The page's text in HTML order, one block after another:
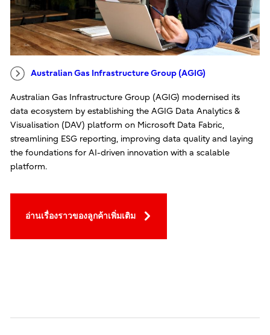
Australian Gas Infrastructure Group (AGIG)
Australian Gas Infrastructure Group (AGIG) modernised its
data ecosystem by establishing the AGIG Data Analytics &
Visualisation (DAV) platform on Microsoft Data Fabric,
streamlining ESG reporting, improving data quality and laying
the foundations for AI-driven innovation with a scalable
platform.
อ่านเรื่องราวของลูกค้าเพิ่มเติม